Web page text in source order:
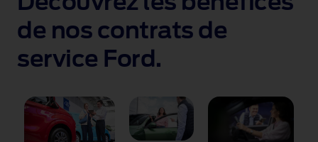
de nos contrats de
service Ford.